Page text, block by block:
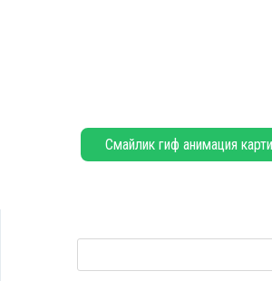
Смайлик гиф анимация